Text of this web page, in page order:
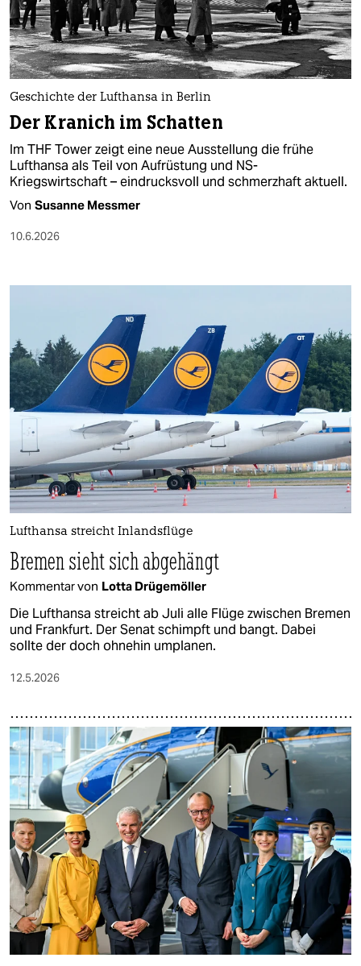
nord
wahrheit
verlag
veranstaltungen
shop
fragen & hilfe
genossenschaft
epaper login
Geschichte der Lufthansa in Berlin
Der Kranich im Schatten
Im THF Tower zeigt eine neue Ausstellung die frühe
Lufthansa als Teil von Aufrüstung und NS-
Kriegswirtschaft – eindrucksvoll und schmerzhaft aktuell.
Von Susanne Messmer
10.6.2026
Lufthansa streicht Inlandsflüge
Bremen sieht sich abgehängt
Kommentar von Lotta Drügemöller
Die Lufthansa streicht ab Juli alle Flüge zwischen Bremen
und Frankfurt. Der Senat schimpft und bangt. Dabei
sollte der doch ohnehin umplanen.
12.5.2026